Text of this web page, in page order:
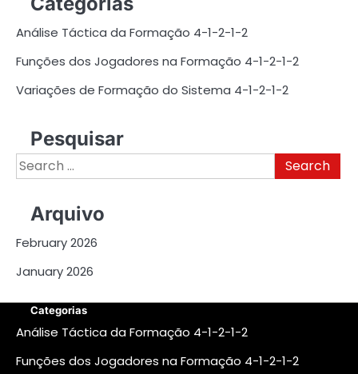
Análise Táctica da Formação 4-1-2-1-2
Funções dos Jogadores na Formação 4-1-2-1-2
Variações de Formação do Sistema 4-1-2-1-2
Pesquisar
Search
for:
Arquivo
February 2026
January 2026
Categorias
Análise Táctica da Formação 4-1-2-1-2
Funções dos Jogadores na Formação 4-1-2-1-2